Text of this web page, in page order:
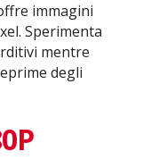
immagini
Sperimenta
mentre
degli